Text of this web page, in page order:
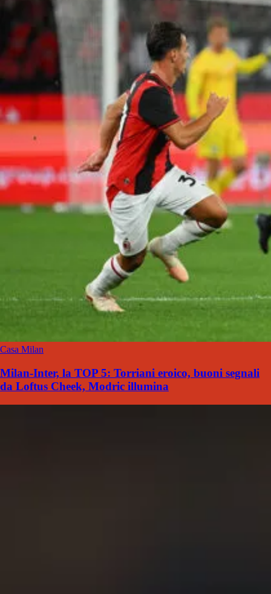
Casa Milan
Milan-Inter, la TOP 5: Torriani eroico, buoni segnali
da Loftus Cheek, Modric illumina